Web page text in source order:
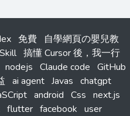
免費
自學網頁の嬰兒教
Skill 搞懂 Cursor 後，我一行
nodejs Claude code GitHub
ai agent Javas chatgpt
android Css next.js
flutter facebook user